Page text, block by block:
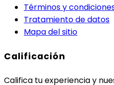
Términos y
Tratamiento de datos
Mapa del sitio
Calificación
Califica tu experiencia y